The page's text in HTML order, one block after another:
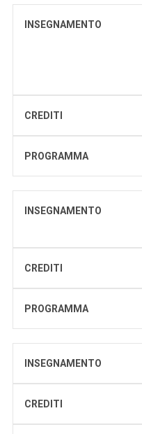
INSEGNAMENTO
CREDITI
PROGRAMMA
INSEGNAMENTO
CREDITI
PROGRAMMA
INSEGNAMENTO
CREDITI